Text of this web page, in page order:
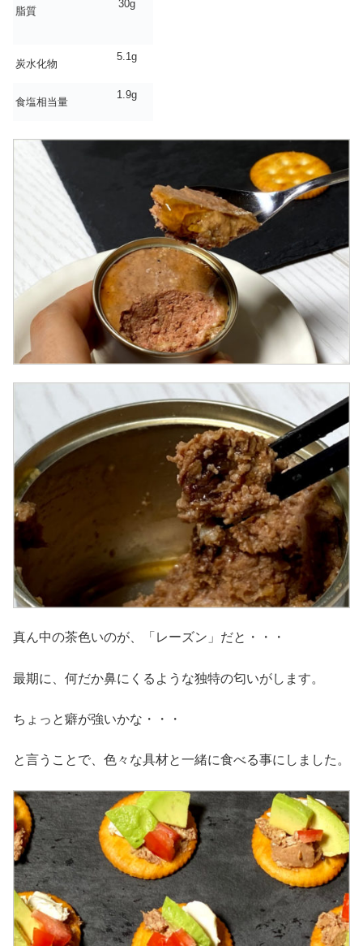
脂質
30g
炭水化物
5.1g
食塩相当量
1.9g
真ん中の茶色いのが、「レーズン」だと・・・
最期に、何だか鼻にくるような独特の匂いがします。
ちょっと癖が強いかな・・・
と言うことで、色々な具材と一緒に食べる事にしました。